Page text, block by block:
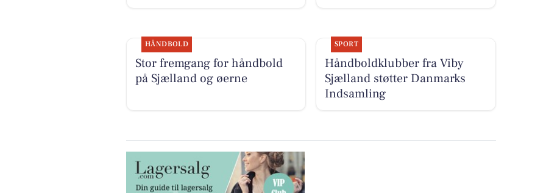
HÅNDBOLD
Stor fremgang for håndbold
på Sjælland og øerne
SPORT
Håndboldklubber fra Viby
Sjælland støtter Danmarks
Indsamling